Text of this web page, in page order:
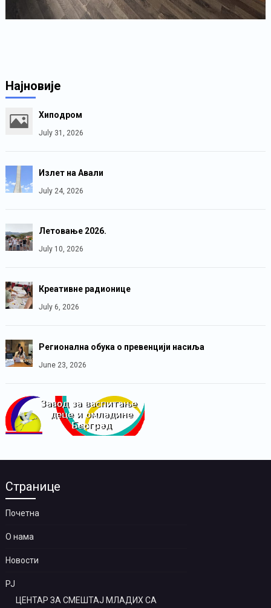
Најновије
Хиподром
July 31, 2026
Излет на Авали
July 24, 2026
Летовање 2026.
July 10, 2026
Креативне радионице
July 6, 2026
Регионална обука о превенцији насиља
June 23, 2026
Странице
Почетна
О нама
Новости
РЈ
ЦЕНТАР ЗА СМЕШТАЈ МЛАДИХ СА